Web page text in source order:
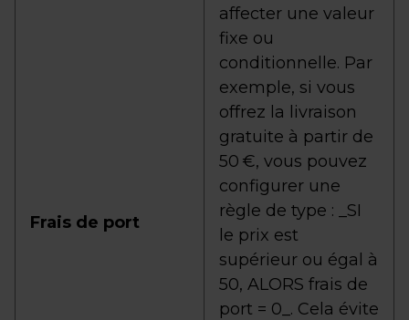
Frais de port
affecter une valeur
fixe ou
conditionnelle. Par
exemple, si vous
offrez la livraison
gratuite à partir de
50 €, vous pouvez
configurer une
règle de type : _SI
le prix est
supérieur ou égal à
50, ALORS frais de
port = 0_. Cela évite